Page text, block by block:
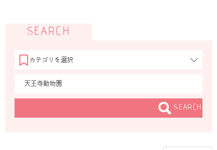
SEARCH
SEARCH